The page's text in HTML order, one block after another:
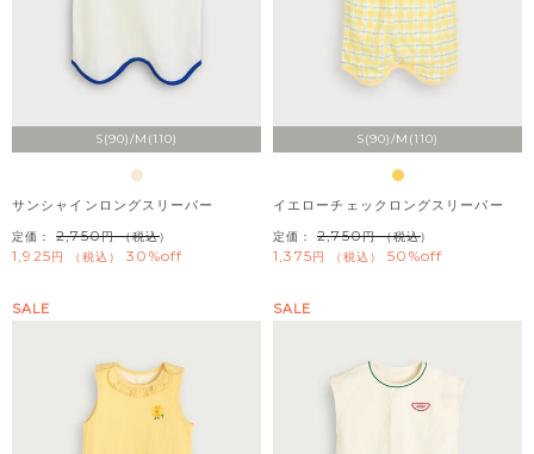
S(90)/M(110)
サンシャインロングスリーパー
定価： 2,750 （税込）
1,925 税込 30%off
S(90)/M(110)
イエローチェックロングスリーパー
定価： 2,750 （税込）
1,375 税込 50%off
SALE SALE